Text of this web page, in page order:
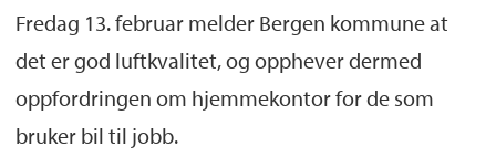
Fredag 13. februar melder Bergen kommune at
det er god luftkvalitet, og opphever dermed
oppfordringen om hjemmekontor for de som
bruker bil til jobb.